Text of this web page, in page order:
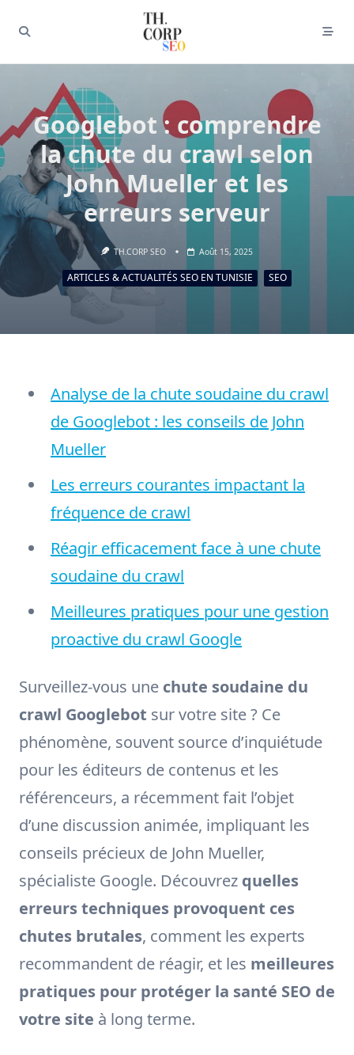
Googlebot : comprendre
la chute du crawl selon
John Mueller et les
erreurs serveur
TH.CORP SEO Août 15, 2025
ARTICLES & ACTUALITÉS SEO EN TUNISIE SEO
Analyse de la chute soudaine du crawl
de Googlebot : les conseils de John
Mueller
Les erreurs courantes impactant la
fréquence de crawl
Réagir efficacement face à une chute
soudaine du crawl
Meilleures pratiques pour une gestion
proactive du crawl Google
Surveillez-vous une chute soudaine du
crawl Googlebot sur votre site ? Ce
phénomène, souvent source d’inquiétude
pour les éditeurs de contenus et les
référenceurs, a récemment fait l’objet
d’une discussion animée, impliquant les
conseils précieux de John Mueller,
spécialiste Google. Découvrez quelles
erreurs techniques provoquent ces
chutes brutales, comment les experts
recommandent de réagir, et les meilleures
pratiques pour protéger la santé SEO de
votre site à long terme.